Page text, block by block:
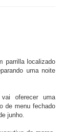
parrilla localizado
uma noite
oferecer uma
de menu fechado
junho.